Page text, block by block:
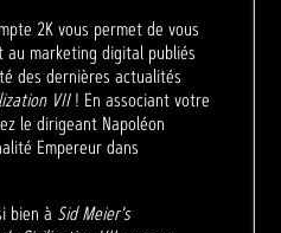
2K vous permet de vous
marketing digital publiés
des dernières actualités
VII! En associant votre
le dirigeant Napoléon
Empereur dans
bien à Sid Meier's